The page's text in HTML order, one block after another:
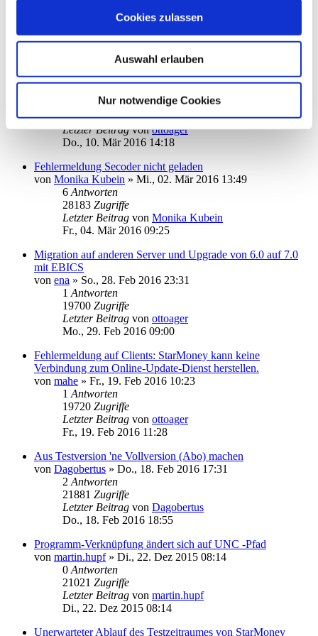
Cookies zulassen
Auswahl erlauben
Nur notwendige Cookies
vonBA2013»Fr., 11. Mär 2016 11:04
Antworten
Letzter Beitragvonottoager
Fr., 11. Mär 2016 13:59
Update von 6 auf 7, Client / Server Version oder nicht
Antworten
19220Zugriffe
Letzter Beitragvonottoager
Do., 10. Mär 2016 14:18
Fehlermeldung Secoder nicht geladen
von Monika Kubein » Mi., 02. Mär 2016 13:49
6 Antworten
28183 Zugriffe
Letzter Beitrag von Monika Kubein
Fr., 04. Mär 2016 09:25
Migration auf anderen Server und Upgrade von 6.0 auf 7.0
mit EBICS
von ena » So., 28. Feb 2016 23:31
1 Antworten
19700 Zugriffe
Letzter Beitrag von ottoager
Mo., 29. Feb 2016 09:00
Fehlermeldung auf Clients: StarMoney kann keine
Verbindung zum Online-Update-Dienst herstellen.
von mahe » Fr., 19. Feb 2016 10:23
1 Antworten
19720 Zugriffe
Letzter Beitrag von ottoager
Fr., 19. Feb 2016 11:28
Aus Testversion 'ne Vollversion (Abo) machen
von Dagobertus » Do., 18. Feb 2016 17:31
2 Antworten
21881 Zugriffe
Letzter Beitrag von Dagobertus
Do., 18. Feb 2016 18:55
Programm-Verknüpfung ändert sich auf UNC -Pfad
von martin.hupf» Di., 22. Dez 2015 08:14
0 Antworten
21021 Zugriffe
Letzter Beitrag von martin.hupf
Di., 22. Dez 2015 08:14
Unerwarteter Ablauf des Testzeitraumes von StarMoney